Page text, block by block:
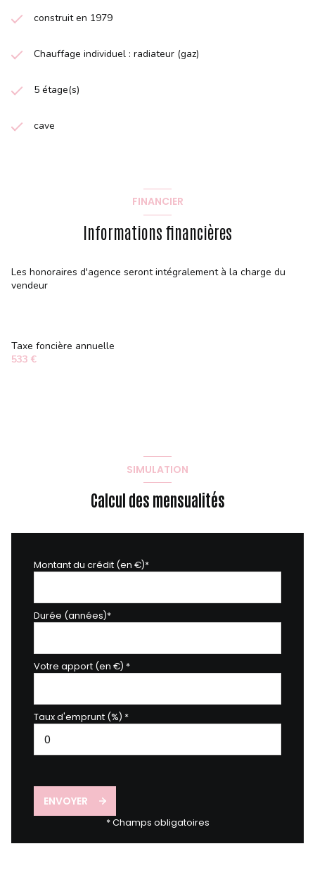
construit en 1979
Chauffage individuel : radiateur (gaz)
5 étage(s)
cave
FINANCIER
Informations financières
Les honoraires d'agence seront intégralement à la charge du
vendeur
Taxe foncière annuelle
533 €
SIMULATION
Calcul des mensualités
Montant du crédit (en €)*
Durée (années)*
Votre apport (en €) *
Taux d'emprunt (%) *
ENVOYER
* Champs obligatoires